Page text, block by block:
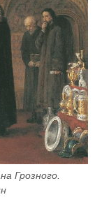
Грозного.